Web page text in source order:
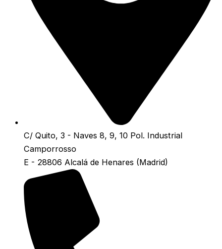
C/ Quito, 3 - Naves 8, 9, 10 Pol. Industrial
Camporrosso
E - 28806 Alcalá de Henares (Madrid)